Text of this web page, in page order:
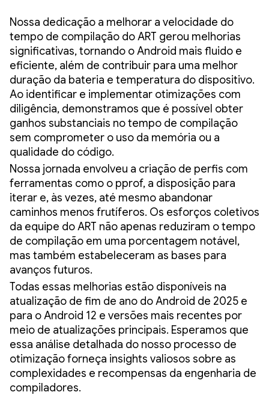
Nossa dedicação a melhorar a velocidade do
tempo de compilação do ART gerou melhorias
significativas, tornando o Android mais fluido e
eficiente, além de contribuir para uma melhor
duração da bateria e temperatura do dispositivo.
Ao identificar e implementar otimizações com
diligência, demonstramos que é possível obter
ganhos substanciais no tempo de compilação
sem comprometer o uso da memória ou a
qualidade do código.
Nossa jornada envolveu a criação de perfis com
ferramentas como o pprof, a disposição para
iterar e, às vezes, até mesmo abandonar
caminhos menos frutíferos. Os esforços coletivos
da equipe do ART não apenas reduziram o tempo
de compilação em uma porcentagem notável,
mas também estabeleceram as bases para
avanços futuros.
Todas essas melhorias estão disponíveis na
atualização de fim de ano do Android de 2025 e
para o Android 12 e versões mais recentes por
meio de atualizações principais. Esperamos que
essa análise detalhada do nosso processo de
otimização forneça insights valiosos sobre as
complexidades e recompensas da engenharia de
compiladores.